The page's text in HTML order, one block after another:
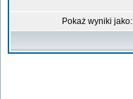
Pokaż wyniki jako: